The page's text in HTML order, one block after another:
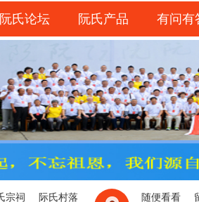
阮氏论坛 阮氏产品 有问有
宗祠
际氏村落
随便看看